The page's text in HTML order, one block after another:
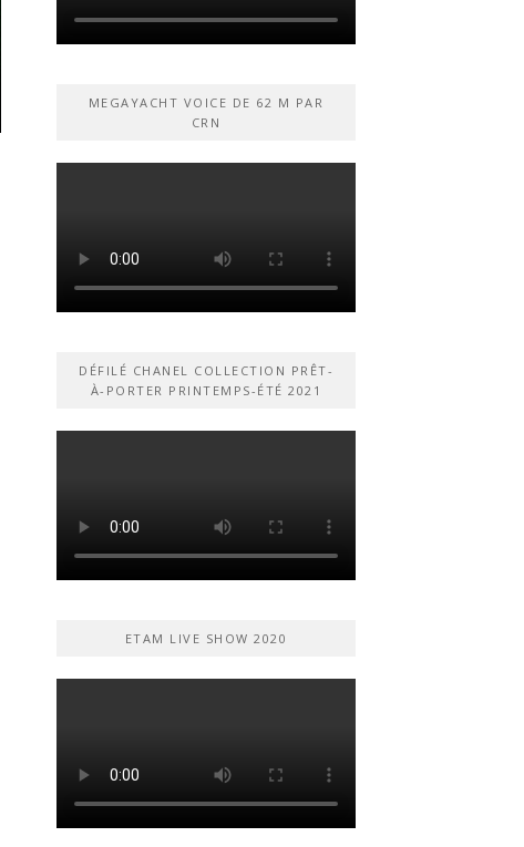
MEGAYACHT VOICE DE 62 M PAR
CRN
DÉFILÉ CHANEL COLLECTION PRÊT-
À-PORTER PRINTEMPS-ÉTÉ 2021
ETAM LIVE SHOW 2020